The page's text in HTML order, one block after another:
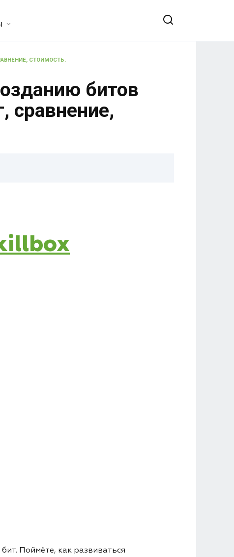
СТОИМОСТЬ.
битов
сравнение,
Поймёте, как развиваться